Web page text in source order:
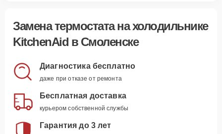
Замена термостатана холодильнике
KitchenAid в Смоленске
Диагностика бесплатно
даже при отказе от ремонта
Бесплатная доставка
курьером собственной службы
Гарантия до 3 лет